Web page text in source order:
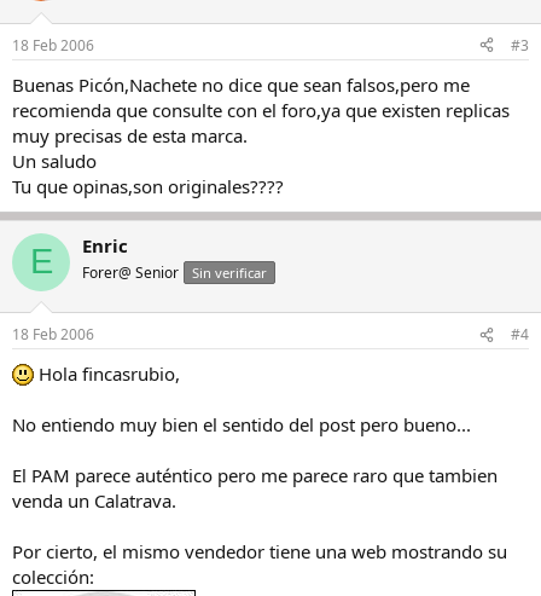
18 Feb 2006 #3
Buenas Picón,Nachete no dice que sean falsos,pero me
recomienda que consulte con el foro,ya que existen replicas
muy precisas de esta marca.
Un saludo
Tu que opinas,son originales????
E Enric
Forer@ Senior Sin verificar
18 Feb 2006 #4
Hola fincasrubio,
No entiendo muy bien el sentido del post pero bueno...
El PAM parece auténtico pero me parece raro que tambien
venda un Calatrava.
Por cierto, el mismo vendedor tiene una web mostrando su
colección: